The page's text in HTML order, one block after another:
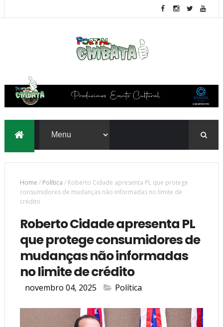
Home / Política / Roberto Cidade apresenta PL que protege
consumidores de mudanças não informadas no limite de
crédito
Roberto Cidade apresenta PL
que protege consumidores de
mudanças não informadas
no limite de crédito
novembro 04, 2025 Política